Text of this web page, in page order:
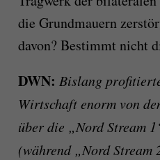
die Grundmauern
davon? Bestimmt nicht
DWN: Bislang
Wirtschaft enorm von
über die „Nord Stream
(während „Nord Stream